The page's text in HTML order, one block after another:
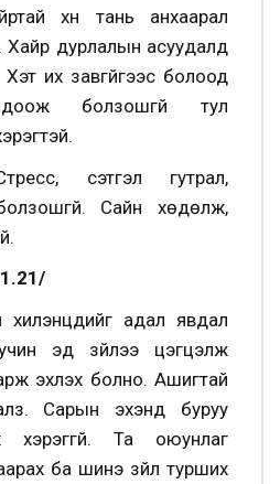
хүн тань анхаарал
дурлалын асуудалд
Хэт их завгүйгээс болоод
болзошгүй тул
сэтгэл гутрал,
Сайн хөдөлж,
хилэнцүүдийг адал явдал
эд зүйлээ цэгцэлж
эхлэх болно. Ашигтай
Сарын эхэнд буруу
хэрэггүй. Та оюунлаг
ба шинэ зүйл турших